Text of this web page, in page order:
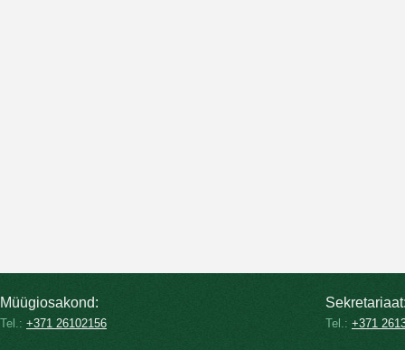
Müügiosakond:
Tel.: +371 26102156 Tel.: +371